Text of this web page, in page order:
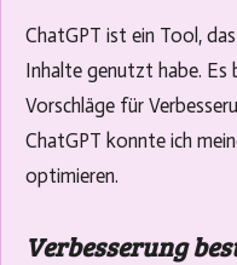
ChatGPT ist ein Tool,
Inhalte genutzt habe.
Vorschläge für
ChatGPT konnte ich
optimieren.
Verbesserung